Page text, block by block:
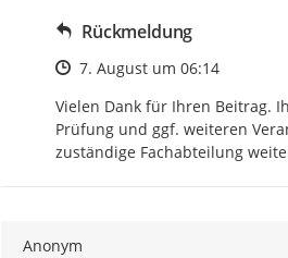
Rückmeldung
Zeitpunkt des Erstellens
7. August um 06:14
Vielen Dank für Ihren Beitrag.
Prüfung und ggf. weiteren
zuständige Fachabteilung
Anonym